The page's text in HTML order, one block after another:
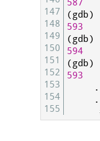
147
148
149
150
151
152
153
154
155
587
(gdb)
593
(gdb)
594
(gdb)
593
.
.